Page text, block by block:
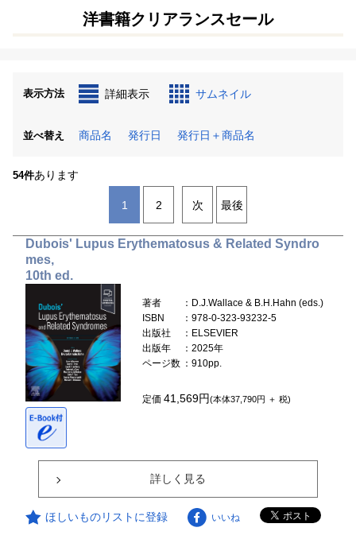
洋書籍クリアランスセール
表示方法 詳細表示 サムネイル
並べ替え 商品名 発行日 発行日＋商品名
54件あります
1 2 次 最後
Dubois' Lupus Erythematosus & Related Syndro
mes,
10th ed.
著者
：D.J.Wallace & B.H.Hahn (eds.)
ISBN
：978-0-323-93232-5
出版社
：ELSEVIER
出版年
：2025年
ページ数 ：910pp.
定価41,569円(本体37,790円 ＋ 税)
詳しく見る
ほしいものリストに登録 いいね